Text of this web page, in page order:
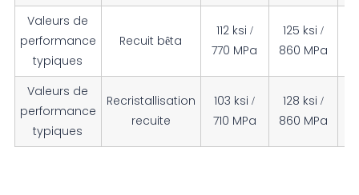
Valeurs de
performance
typiques
Recuit bêta
112 ksi /
770 MPa
125 ksi /
860 MPa
Valeurs de
performance
typiques
Recristallisation
recuite
103 ksi /
710 MPa
128 ksi /
860 MPa